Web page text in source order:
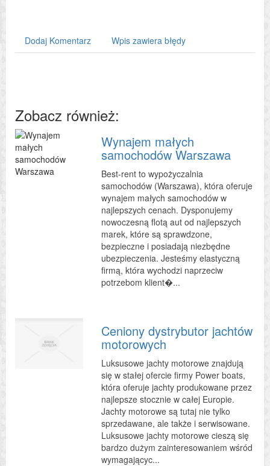
Dodaj Komentarz Wpis zawiera błędy
Zobacz również:
Wynajem małych
samochodów Warszawa
Best-rent to wypożyczalnia
samochodów (Warszawa), która oferuje
wynajem małych samochodów w
najlepszych cenach. Dysponujemy
nowoczesną flotą aut od najlepszych
marek, które są sprawdzone,
bezpieczne i posiadają niezbędne
ubezpieczenia. Jesteśmy elastyczną
firmą, która wychodzi naprzeciw
potrzebom klient�...
Ceniony dystrybutor jachtów
motorowych
Luksusowe jachty motorowe znajdują
się w stałej ofercie firmy Power boats,
która oferuje jachty produkowane przez
najlepsze stocznie w całej Europie.
Jachty motorowe są tutaj nie tylko
sprzedawane, ale także i serwisowane.
Luksusowe jachty motorowe cieszą się
bardzo dużym zainteresowaniem wśród
wymagającyc...